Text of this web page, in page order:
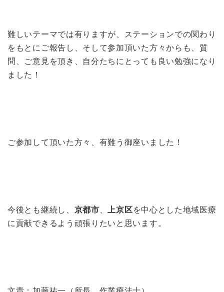
難しいテーマでは有りますが、ステーションでの関わり
をもとにご報告し、そして参加頂いた方々からも、質
問、ご意見を頂き、自分たちにとっても良い勉強になり
ました！
ご参加して頂いた方々、有難う御座いました！
今後とも継続し、 京都市、上京区を中心とした地域医療
に貢献できるよう頑張りたいと思います。